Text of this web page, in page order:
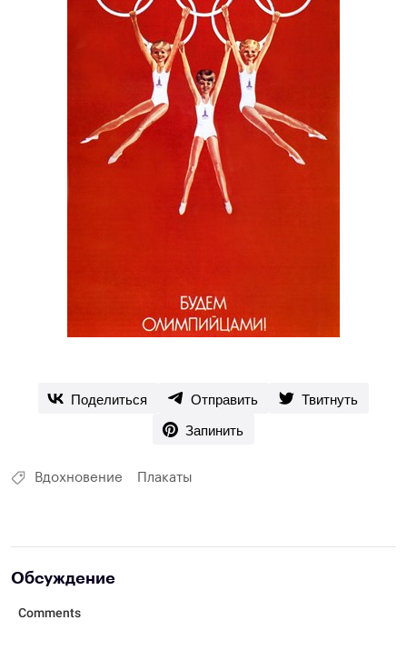
Поделиться Отправить
Твитнуть
Запинить
Вдохновение Плакаты
Обсуждение